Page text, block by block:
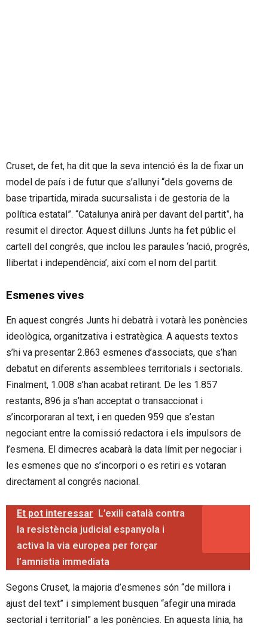
Cruset, de fet, ha dit que la seva intenció és la de fixar un
model de país i de futur que s’allunyi “dels governs de
base tripartida, mirada sucursalista i de gestoria de la
política estatal”. “Catalunya anirà per davant del partit”, ha
resumit el director. Aquest dilluns Junts ha fet públic el
cartell del congrés, que inclou les paraules ‘nació, progrés,
llibertat i independència’, així com el nom del partit.
Esmenes vives
En aquest congrés Junts hi debatrà i votarà les ponències
ideològica, organitzativa i estratègica. A aquests textos
s’hi va presentar 2.863 esmenes d’associats, que s’han
debatut en diferents assemblees territorials i sectorials.
Finalment, 1.008 s’han acabat retirant. De les 1.857
restants, 896 ja s’han acceptat o transaccionat i
s’incorporaran al text, i en queden 959 que s’estan
negociant entre la comissió redactora i els impulsors de
l’esmena. El dimecres acabarà la data límit per negociar i
les esmenes que no s’incorpori o es retiri es votaran
directament al congrés nacional.
Et pot interessar L’exili català contra
la resistència judicial espanyola i
activa la via europea per forçar
l’amnistia immediata
Segons Cruset, la majoria d’esmenes són “de millora i
ajust del text” i simplement busquen “afegir una mirada
sectorial i territorial” a les ponències. En aquesta línia, ha